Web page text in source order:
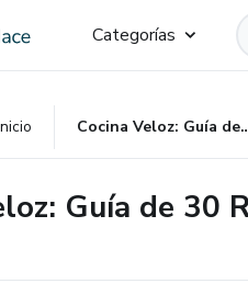
Categorías
Cocina Veloz: Guía de 30
Guía de 30